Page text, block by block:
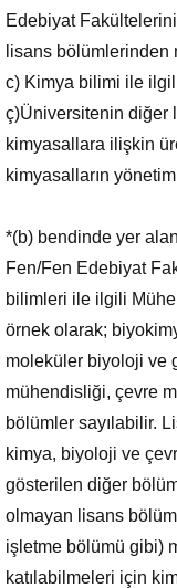
Edebiyat
lisans bölümlerinden
c) Kimya bilimi ile
ç)Üniversitenin diğer
kimyasallara ilişkin
kimyasalların
*(b) bendinde yer
Fen/Fen Edebiyat
bilimleri ile ilgili
örnek olarak;
moleküler biyoloji ve
mühendisliği, çevre
bölümler sayılabilir.
kimya, biyoloji ve
gösterilen diğer
olmayan lisans
işletme bölümü gibi)
katılabilmeleri için